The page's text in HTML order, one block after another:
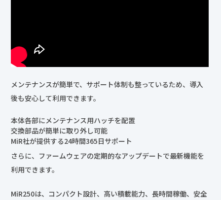
メンテナンスが簡単で、サポート体制も整っているため、導入
後も安心して利用できます。
本体各部にメンテナンス用ハッチを配置
交換部品が簡単に取り外し可能
MiR社が提供する24時間365日サポート
さらに、ファームウェアの定期的なアップデートで最新機能を
利用できます。
MiR250は、コンパクト設計、高い積載能力、長時間稼働、安全